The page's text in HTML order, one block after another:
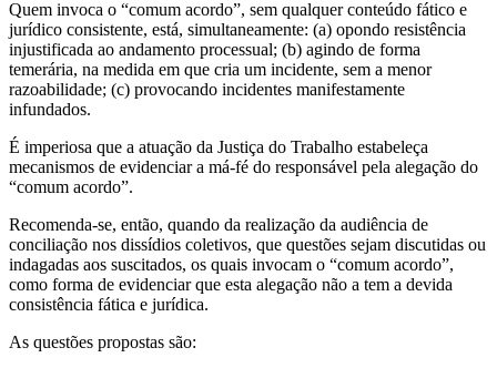
Quem invoca o “comum acordo”, sem qualquer conteúdo fático e
jurídico consistente, está, simultaneamente: (a) opondo resistência
injustificada ao andamento processual; (b) agindo de forma
temerária, na medida em que cria um incidente, sem a menor
razoabilidade; (c) provocando incidentes manifestamente
infundados.
É imperiosa que a atuação da Justiça do Trabalho estabeleça
mecanismos de evidenciar a má-fé do responsável pela alegação do
“comum acordo”.
Recomenda-se, então, quando da realização da audiência de
conciliação nos dissídios coletivos, que questões sejam discutidas ou
indagadas aos suscitados, os quais invocam o “comum acordo”,
como forma de evidenciar que esta alegação não a tem a devida
consistência fática e jurídica.
As questões propostas são: